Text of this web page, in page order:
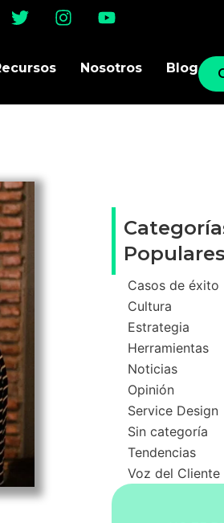
Nosotros Blog
Populares
Casos de éxito
Cultura
Estrategia
Herramientas
Noticias
Opinión
Service Design
Sin categoría
Tendencias
Voz del Cliente